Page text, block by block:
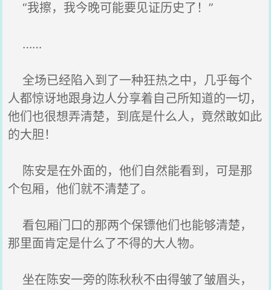
“我擦，我今晚可能要见证历史了！”
……
全场已经陷入到了一种狂热之中，几乎每个
人都惊讶地跟身边人分享着自己所知道的一切，
他们也很想弄清楚，到底是什么人，竟然敢如此
的大胆！
陈安是在外面的，他们自然能看到，可是那
个包厢，他们就不清楚了。
看包厢门口的那两个保镖他们也能够清楚，
那里面肯定是什么了不得的大人物。
坐在陈安一旁的陈秋秋不由得皱了皱眉头，